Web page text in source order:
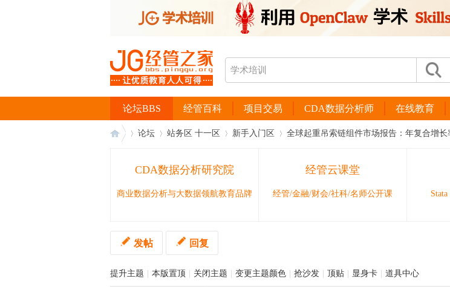
经管百科 项目交易 CDA数据分析师 在线教育
论坛BBS
论坛 站务区 十一区 新手入门区 全球起重吊索链组件市场报告：年复合增长
CDA数据分析研究院
商业数据分析与大数据领航教育品牌
经管云课堂
经管/金融/财会/社科/名师公开课
发帖 回复
提升主题 本版置顶 关闭主题 变更主题颜色 抢沙发 顶贴 显身卡 道具中心